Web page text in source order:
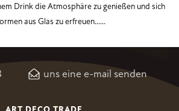
Drink die Atmosphäre zu genießen und sich
aus Glas zu erfreuen......
uns eine e-mail senden